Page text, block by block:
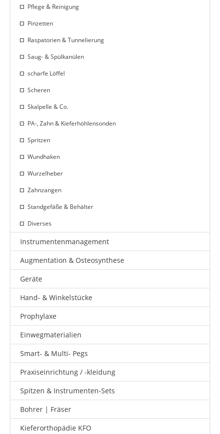
Pflege & Reinigung
Pinzetten
Raspatorien & Tunnelierung
Saug- & Spülkanülen
scharfe Löffel
Scheren
Skalpelle & Co.
PA-, Zahn & Kieferhöhlensonden
Spritzen
Wundhaken
Wurzelheber
Zahnzangen
Standgefäße & Behälter
Diverses
Instrumentenmanagement
Augmentation & Osteosynthese
Geräte
Hand- & Winkelstücke
Prophylaxe
Einwegmaterialien
Smart- & Multi- Pegs
Praxiseinrichtung / -kleidung
Spitzen & Instrumenten-Sets
Bohrer | Fräser
Kieferorthopädie KFO